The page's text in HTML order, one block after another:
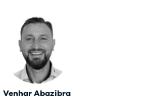
Venhar Abazibra